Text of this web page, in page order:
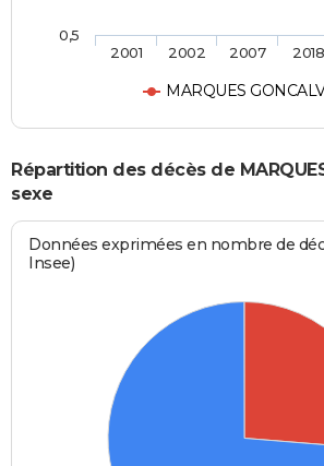
MARQUES
2001 2002 2007 2018
0,5
Répartition des décès de
sexe
Données exprimées en nombre de
Insee)